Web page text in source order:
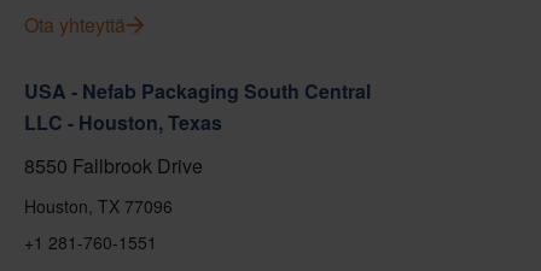
Ota yhteyttä
USA - Nefab Packaging South Central
LLC - Houston, Texas
8550 Fallbrook Drive
Houston, TX 77096
+1 281-760-1551